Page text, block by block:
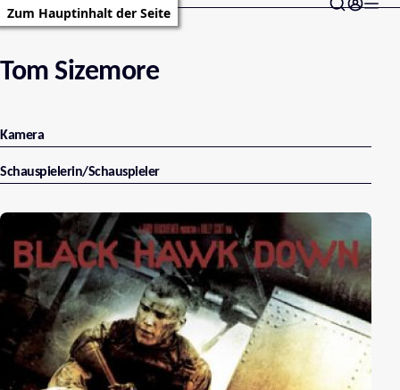
Zum Hauptinhalt der Seite
Tom Sizemore
Kamera
Schauspielerin/Schauspieler